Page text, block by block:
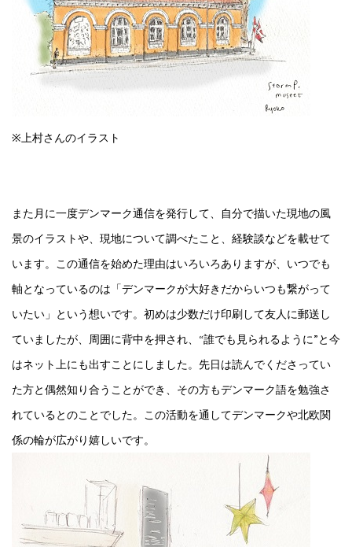
※上村さんのイラスト
また月に一度デンマーク通信を発行して、自分で描いた現地の風
景のイラストや、現地について調べたこと、経験談などを載せて
います。この通信を始めた理由はいろいろありますが、いつでも
軸となっているのは「デンマークが大好きだからいつも繋がって
いたい」という想いです。初めは少数だけ印刷して友人に郵送し
ていましたが、周囲に背中を押され、“誰でも見られるように”と今
はネット上にも出すことにしました。先日は読んでくださってい
た方と偶然知り合うことができ、その方もデンマーク語を勉強さ
れているとのことでした。この活動を通してデンマークや北欧関
係の輪が広がり嬉しいです。